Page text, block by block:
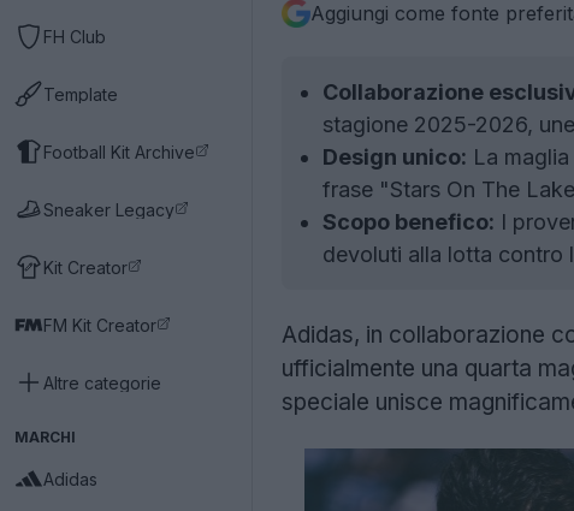
FH Club
Template
Football Kit Archive
Sneaker Legacy
Kit Creator
FM Kit Creator
Altre categorie
MARCHI
Adidas
Aggiungi come fonte
Collaborazione
stagione 2025-2026,
Design unico: La
frase "Stars On The
Scopo benefico: I
devoluti alla lotta contro
Adidas, in collaborazione
ufficialmente una quarta
speciale unisce